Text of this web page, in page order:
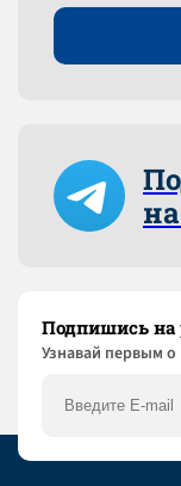
Подпишись на
Узнaвай первым о